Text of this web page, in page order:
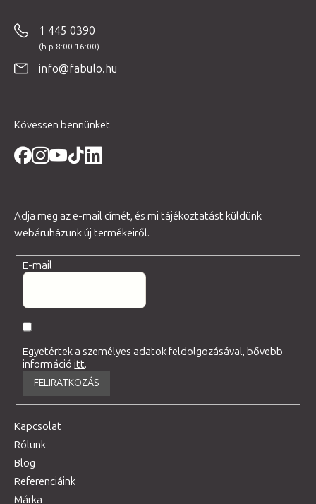
1 445 0390
info@fabulo.hu
Kövessen bennünket
Adja meg az e-mail címét, és mi tájékoztatást küldünk
webáruházunk új termékeiről.
E-mail
Egyetértek a személyes adatok feldolgozásával, bővebb
információitt.
FELIRATKOZÁS
Kapcsolat
Rólunk
Blog
Referenciáink
Márka